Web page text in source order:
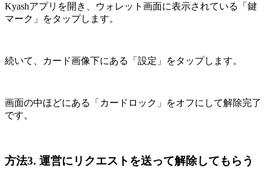
Kyashアプリを開き、ウォレット画面に表示されている「鍵
マーク」をタップします。
続いて、カード画像下にある「設定」をタップします。
画面の中ほどにある「カードロック」をオフにして解除完了
です。
方法3. 運営にリクエストを送って解除してもらう